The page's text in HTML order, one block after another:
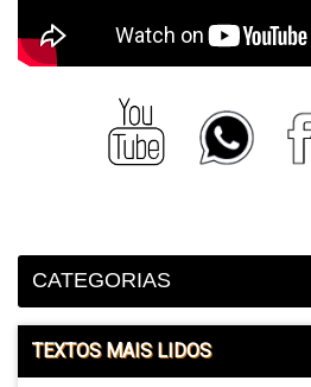
CATEGORIAS
TEXTOS MAIS LIDOS